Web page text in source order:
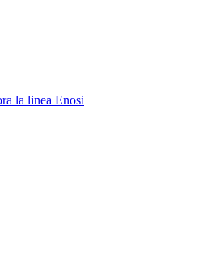
la linea Enosi